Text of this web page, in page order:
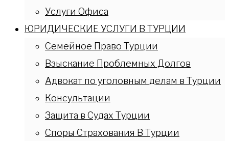
Услуги Офиса
ЮРИДИЧЕСКИЕ УСЛУГИ В ТУРЦИИ
Семейное Право Турции
Взыскание Проблемных Долгов
Адвокат по уголовным делам в Турции
Консультации
Защита в Судах Турции
Споры Страхования В Турции